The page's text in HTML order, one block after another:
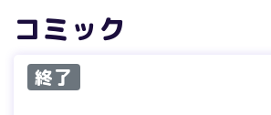
コミック
終了